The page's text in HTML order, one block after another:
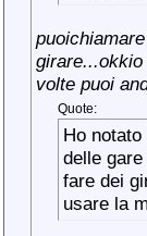
volte puoi
Quote:
Ho
delle
fare dei
usare la